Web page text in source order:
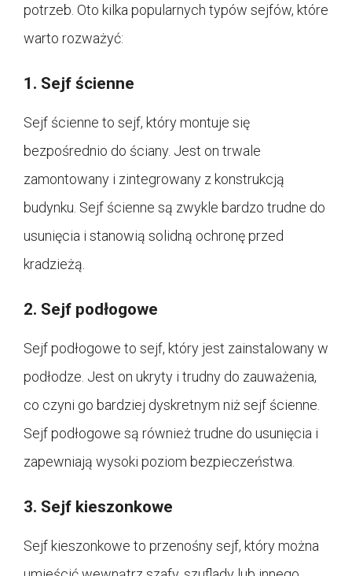
potrzeb. Oto kilka popularnych typów sejfów, które
warto rozważyć:
1. Sejf ścienne
Sejf ścienne to sejf, który montuje się
bezpośrednio do ściany. Jest on trwale
zamontowany i zintegrowany z konstrukcją
budynku. Sejf ścienne są zwykle bardzo trudne do
usunięcia i stanowią solidną ochronę przed
kradzieżą.
2. Sejf podłogowe
Sejf podłogowe to sejf, który jest zainstalowany w
podłodze. Jest on ukryty i trudny do zauważenia,
co czyni go bardziej dyskretnym niż sejf ścienne.
Sejf podłogowe są również trudne do usunięcia i
zapewniają wysoki poziom bezpieczeństwa.
3. Sejf kieszonkowe
Sejf kieszonkowe to przenośny sejf, który można